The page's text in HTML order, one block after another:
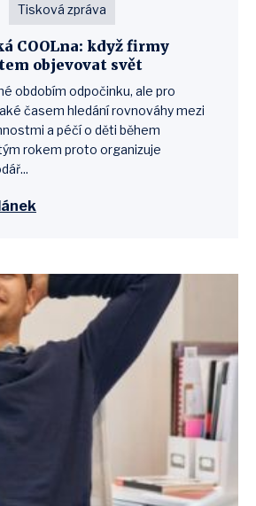
Tisková zpráva
COOLna: když firmy
objevovat svět
obdobím odpočinku, ale pro
časem hledání rovnováhy mezi
a péčí o děti během
rokem proto organizuje